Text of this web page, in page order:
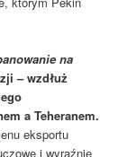
na
– wzdłuż
a Teheranem.
eksportu
i wyraźnie